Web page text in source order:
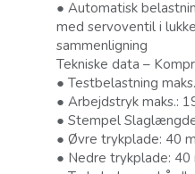
● Automatisk
med servoventil i
sammenligning
Tekniske data –
● Testbelastning
● Arbejdstryk maks.:
● Stempel
● Øvre trykplade: 40
● Nedre trykplade: 40